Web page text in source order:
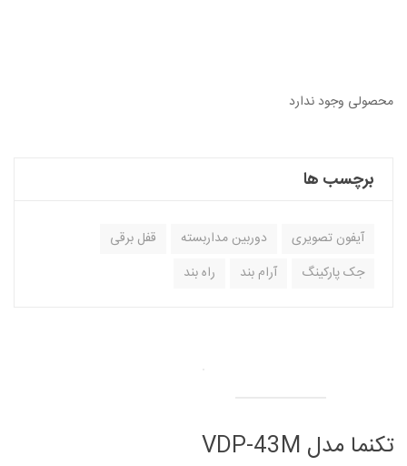
محصولی وجود ندارد
برچسب ها
آیفون تصویری دوربین مداربسته
قفل برقی
جک پارکینگ
آرام بند راه بند
تکنما مدل VDP-43M